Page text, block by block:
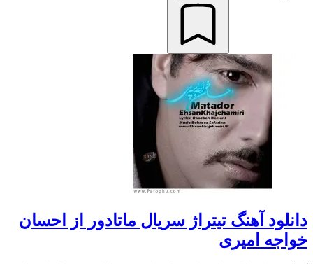
دانلود آهنگ تیتراژ سریال ماتادور از احسان
خواجه امیری